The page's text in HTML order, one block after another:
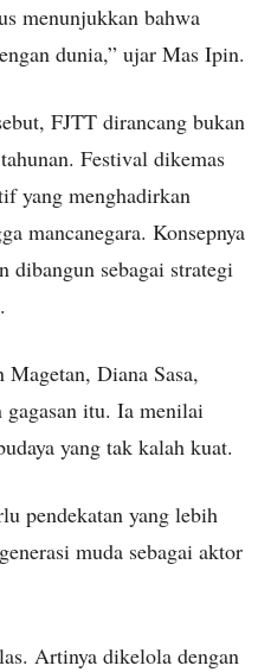
menunjukkan bahwa
dunia,” ujar Mas Ipin.
FJTT dirancang bukan
Festival dikemas
yang menghadirkan
mancanegara. Konsepnya
dibangun sebagai strategi
Diana Sasa,
gagasan itu. Ia menilai
yang tak kalah kuat.
pendekatan yang lebih
muda sebagai aktor
Artinya dikelola dengan